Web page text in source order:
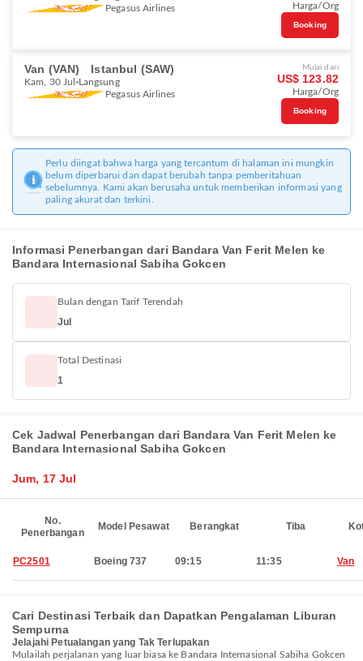
Pegasus Airlines
Harga/Org
Booking
Van (VAN) Istanbul (SAW)
Kam, 30 Jul
Langsung
Pegasus Airlines
Mulai dari
US$ 123.82
Harga/Org
Booking
Perlu diingat bahwa harga yang tercantum di halaman ini mungkin
belum diperbarui dan dapat berubah tanpa pemberitahuan
sebelumnya. Kami akan berusaha untuk memberikan informasi yang
paling akurat dan terkini.
Informasi Penerbangan dari Bandara Van Ferit Melen ke
Bandara Internasional Sabiha Gokcen
Bulan dengan Tarif Terendah
Jul
Total Destinasi
1
Cek Jadwal Penerbangan dari Bandara Van Ferit Melen ke
Bandara Internasional Sabiha Gokcen
Jum, 17 Jul
No.
Penerbangan
Model Pesawat Berangkat Tiba
PC2501 Boeing 737 09:15 11:35 Van
Cari Destinasi Terbaik dan Dapatkan Pengalaman Liburan
Sempurna
Jelajahi Petualangan yang Tak Terlupakan
Mulailah perjalanan yang luar biasa ke Bandara Internasional Sabiha Gokcen